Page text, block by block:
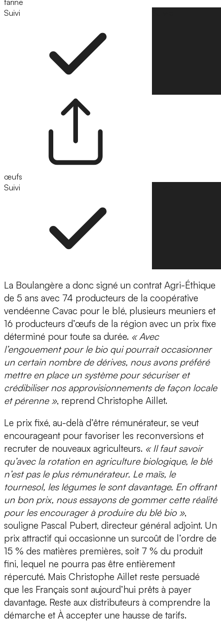
farine
Suivi
œufs
Suivi
La Boulangère a donc signé un contrat Agri-Éthique
de 5 ans avec 74 producteurs de la coopérative
vendéenne Cavac pour le blé, plusieurs meuniers et
16 producteurs d’œufs de la région avec un prix fixe
déterminé pour toute sa durée. « Avec
l’engouement pour le bio qui pourrait occasionner
un certain nombre de dérives, nous avons préféré
mettre en place un système pour sécuriser et
crédibiliser nos approvisionnements de façon locale
et pérenne », reprend Christophe Aillet.
Le prix fixé, au-delà d’être rémunérateur, se veut
encourageant pour favoriser les reconversions et
recruter de nouveaux agriculteurs. « Il faut savoir
qu’avec la rotation en agriculture biologique, le blé
n’est pas le plus rémunérateur. Le maïs, le
tournesol, les légumes le sont davantage. En offrant
un bon prix, nous essayons de gommer cette réalité
pour les encourager à produire du blé bio »,
souligne Pascal Pubert, directeur général adjoint. Un
prix attractif qui occasionne un surcoût de l’ordre de
15 % des matières premières, soit 7 % du produit
fini, lequel ne pourra pas être entièrement
répercuté. Mais Christophe Aillet reste persuadé
que les Français sont aujourd’hui prêts à payer
davantage. Reste aux distributeurs à comprendre la
démarche et À accepter une hausse de tarifs.